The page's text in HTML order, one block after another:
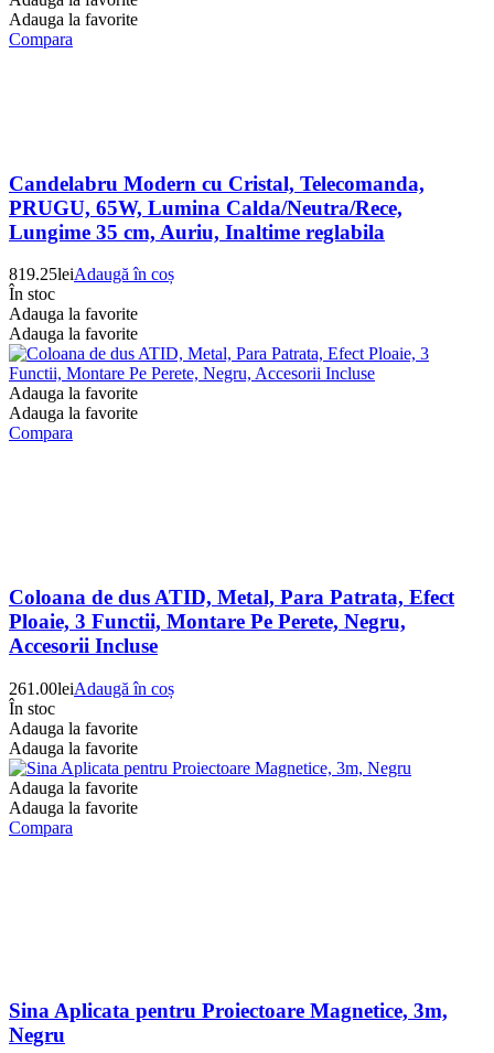
Adauga la favorite
Compara
Candelabru Modern cu Cristal, Telecomanda,
PRUGU, 65W, Lumina Calda/Neutra/Rece,
Lungime 35 cm, Auriu, Inaltime reglabila
819.25leiAdaugă în coș
În stoc
Adauga la favorite
Adauga la favorite
Adauga la favorite
Adauga la favorite
Compara
Coloana de dus ATID, Metal, Para Patrata, Efect
Ploaie, 3 Functii, Montare Pe Perete, Negru,
Accesorii Incluse
261.00leiAdaugă în coș
În stoc
Adauga la favorite
Adauga la favorite
Adauga la favorite
Adauga la favorite
Compara
Sina Aplicata pentru Proiectoare Magnetice, 3m,
Negru